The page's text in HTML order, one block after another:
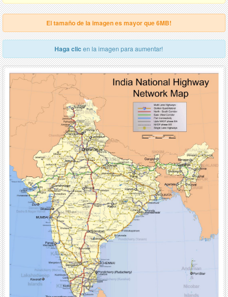
El tamaño de la imagen es mayor que 6MB!
Haga clic en la imagen para aumentar!